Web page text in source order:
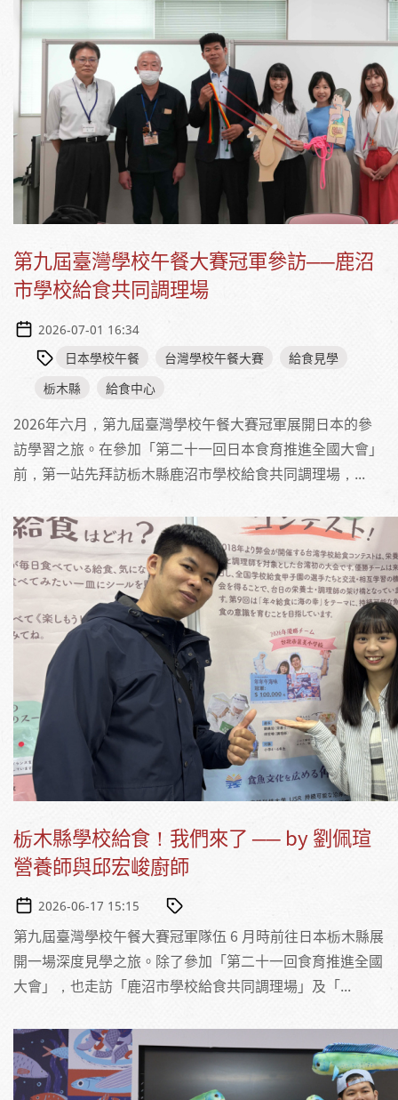
第九屆臺灣學校午餐大賽冠軍參訪──鹿沼
市學校給食共同調理場
2026-07-01 16:34
日本學校午餐 台灣學校午餐大賽
給食見學
栃木縣
給食中心
2026年六月，第九屆臺灣學校午餐大賽冠軍展開日本的參
訪學習之旅。在參加「第二十一回日本食育推進全國大會」
前，第一站先拜訪栃木縣鹿沼市學校給食共同調理場，...
栃木縣學校給食！我們來了 ── by 劉佩瑄
營養師與邱宏峻廚師
2026-06-17 15:15
第九屆臺灣學校午餐大賽冠軍隊伍 6 月時前往日本栃木縣展
開一場深度見學之旅。除了參加「第二十一回食育推進全國
大會」，也走訪「鹿沼市學校給食共同調理場」及「...